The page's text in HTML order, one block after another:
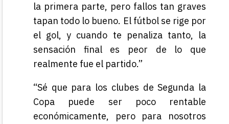
la primera parte, pero fallos tan graves
tapan todo lo bueno. El fútbol se rige por
el gol, y cuando te penaliza tanto, la
sensación final es peor de lo que
realmente fue el partido.”
“Sé que para los clubes de Segunda la
Copa puede ser poco rentable
económicamente, pero para nosotros